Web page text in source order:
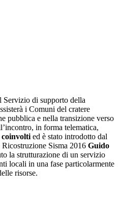
Servizio di supporto della
i Comuni del cratere
pubblica e nella transizione verso
in forma telematica,
coinvolti ed è stato introdotto dal
Sisma 2016 Guido
la strutturazione di un servizio
locali in una fase particolarmente
risorse.